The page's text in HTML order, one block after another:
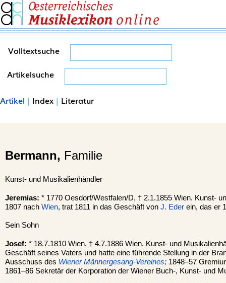
Volltextsuche
Artikelsuche
Artikel | Index | Literatur
Bermann, Familie
Kunst- und Musikalienhändler
Jeremias: * 1770 Oesdorf/Westfalen/D, † 2.1.1855 Wien. Kunst-
1807 nach Wien, trat 1811 in das Geschäft von J. Eder ein, das er
Sein Sohn
Josef: * 18.7.1810 Wien, † 4.7.1886 Wien. Kunst- und
Geschäft seines Vaters und hatte eine führende Stellung in der
Ausschuss des Wiener Männergesang-Vereines; 1848–57
1861–86 Sekretär der Korporation der Wiener Buch-, Kunst- und